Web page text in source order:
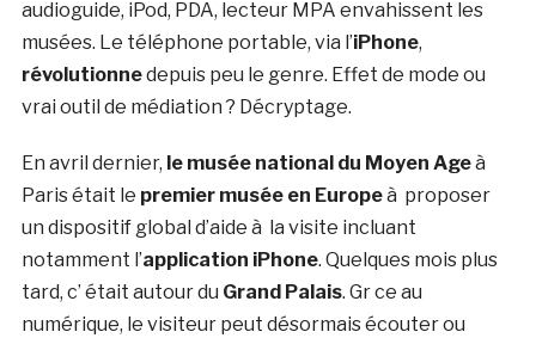
audioguide, iPod, PDA, lecteur MPA envahissent les
musées. Le téléphone portable, via l’iPhone,
révolutionnedepuis peu le genre. Effet de mode ou
vrai outil de médiation ? Décryptage.
En avril dernier, le musée national du Moyen Ageà
Paris était le premier musée en Europeà proposer
un dispositif global d’aide à la visite incluant
notamment l’application iPhone. Quelques mois plus
tard, c’ était autour du Grand Palais. Gr ce au
numérique, le visiteur peut désormais écouter ou